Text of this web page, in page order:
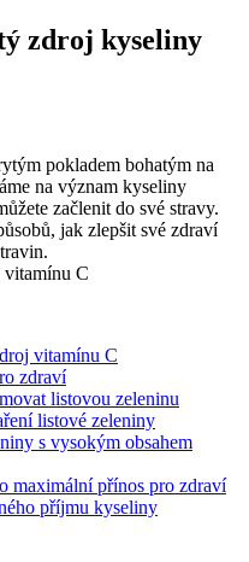
zdroj kyseliny
pokladem bohatým na
na význam kyseliny
začlenit do své stravy.
jak zlepšit své zdraví
vitamínu C
zdraví
listovou zeleninu
listové zeleniny
s vysokým obsahem
maximální přínos pro zdraví
příjmu kyseliny